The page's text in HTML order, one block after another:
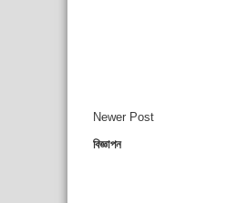
Newer Post
বিজ্ঞাপন